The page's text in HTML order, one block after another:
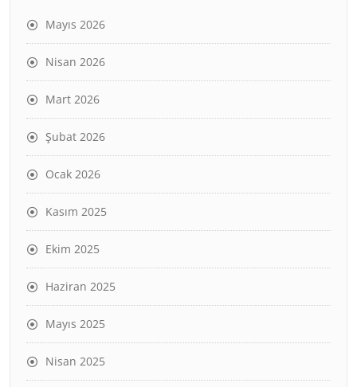
Mayıs 2026
Nisan 2026
Mart 2026
Şubat 2026
Ocak 2026
Kasım 2025
Ekim 2025
Haziran 2025
Mayıs 2025
Nisan 2025